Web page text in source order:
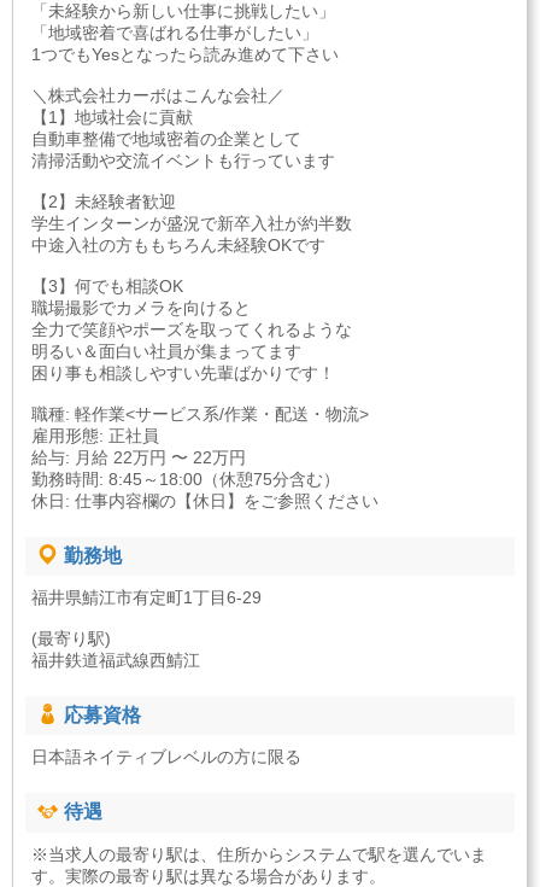
「未経験から新しい仕事に挑戦したい」
「地域密着で喜ばれる仕事がしたい」
1つでもYesとなったら読み進めて下さい
＼株式会社カーボはこんな会社／
【1】地域社会に貢献
自動車整備で地域密着の企業として
清掃活動や交流イベントも行っています
【2】未経験者歓迎
学生インターンが盛況で新卒入社が約半数
中途入社の方ももちろん未経験OKです
【3】何でも相談OK
職場撮影でカメラを向けると
全力で笑顔やポーズを取ってくれるような
明るい＆面白い社員が集まってます
困り事も相談しやすい先輩ばかりです！
職種: 軽作業<サービス系/作業・配送・物流>
雇用形態: 正社員
給与: 月給 22万円 〜 22万円
勤務時間: 8:45～18:00（休憩75分含む）
休日: 仕事内容欄の【休日】をご参照ください
勤務地
福井県鯖江市有定町1丁目6-29
(最寄り駅)
福井鉄道福武線西鯖江
応募資格
日本語ネイティブレベルの方に限る
待遇
※当求人の最寄り駅は、住所からシステムで駅を選んでいま
す。実際の最寄り駅は異なる場合があります。